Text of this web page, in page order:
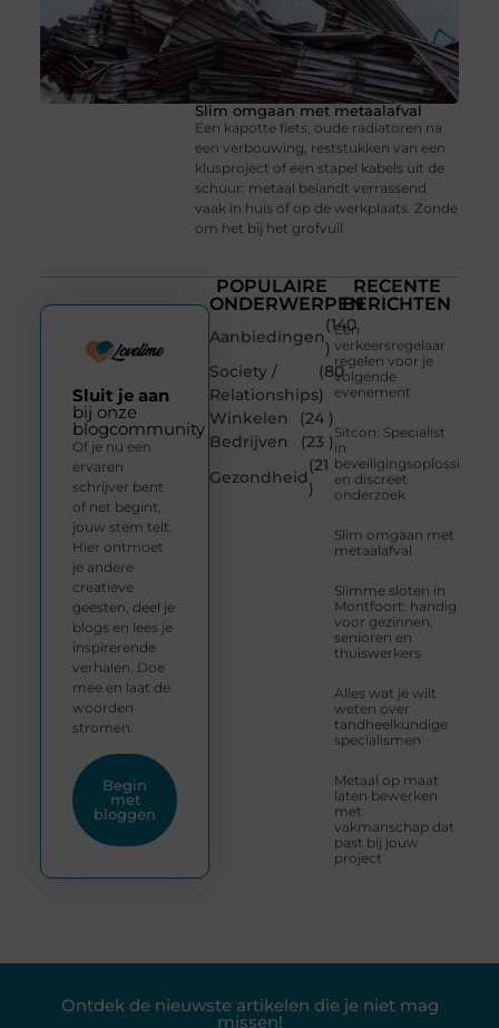
Slim omgaan met metaalafval
Een kapotte fiets, oude radiatoren na
een verbouwing, reststukken van een
klusproject of een stapel kabels uit de
schuur: metaal belandt verrassend
vaak in huis of op de werkplaats. Zonde
om het bij het grofvuil
POPULAIRE
ONDERWERPEN
Aanbiedingen
(140
)
Society /
Relationships
(80
)
Winkelen
(24 )
Bedrijven
(23 )
Gezondheid
(21
)
RECENTE
BERICHTEN
Een
verkeersregelaar
regelen voor je
volgende
evenement
Sitcon: Specialist
in
beveiligingsoplossingen
en discreet
onderzoek
Slim omgaan met
metaalafval
Slimme sloten in
Montfoort: handig
voor gezinnen,
senioren en
thuiswerkers
Alles wat je wilt
weten over
tandheelkundige
specialismen
Metaal op maat
laten bewerken
met
vakmanschap dat
past bij jouw
project
Sluit je aan
bij onze
blogcommunity
Of je nu een
ervaren
schrijver bent
of net begint,
jouw stem telt.
Hier ontmoet
je andere
creatieve
geesten, deel je
blogs en lees je
inspirerende
verhalen. Doe
mee en laat de
woorden
stromen.
Begin
met
bloggen
Ontdek de nieuwste artikelen die je niet mag
missen!